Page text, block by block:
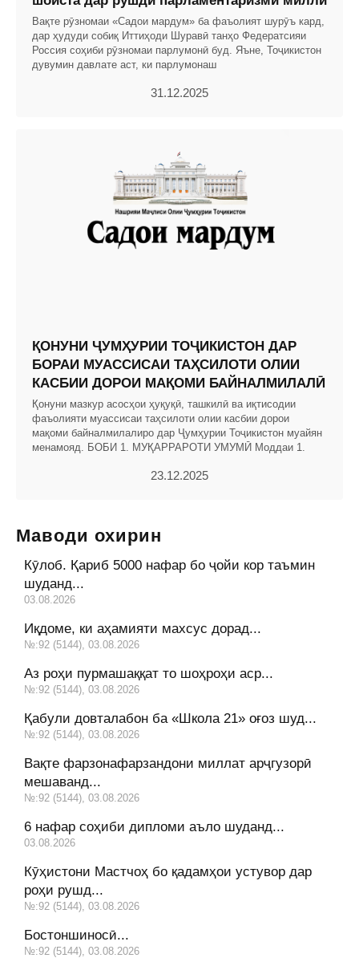
Вақте рӯзномаи «Садои мардум» ба фаъолият шурӯъ кард,
дар ҳудуди собиқ Иттиҳоди Шуравӣ танҳо Федератсияи
Россия соҳиби рӯзномаи парлумонӣ буд. Яъне, Тоҷикистон
дувумин давлате аст, ки парлумонаш
31.12.2025
ҚОНУНИ ҶУМҲУРИИ ТОҶИКИСТОН ДАР
БОРАИ МУАССИСАИ ТАҲСИЛОТИ ОЛИИ
КАСБИИ ДОРОИ МАҚОМИ БАЙНАЛМИЛАЛӢ
Қонуни мазкур асосҳои ҳуқуқӣ, ташкилӣ ва иқтисодии
фаъолияти муассисаи таҳсилоти олии касбии дорои
мақоми байналмилалиро дар Ҷумҳурии Тоҷикистон муайян
менамояд. БОБИ 1. МУҚАРРАРОТИ УМУМӢ Моддаи 1.
23.12.2025
Маводи охирин
Кӯлоб. Қариб 5000 нафар бо ҷойи кор таъмин
шуданд...
03.08.2026
Иқдоме, ки аҳамияти махсус дорад...
№:92 (5144), 03.08.2026
Аз роҳи пурмашаққат то шоҳроҳи аср...
№:92 (5144), 03.08.2026
Қабули довталабон ба «Школа 21» оғоз шуд...
№:92 (5144), 03.08.2026
Вақте фарзонафарзандони миллат арҷгузорӣ
мешаванд...
№:92 (5144), 03.08.2026
6 нафар соҳиби дипломи аъло шуданд...
03.08.2026
Кӯҳистони Мастчоҳ бо қадамҳои устувор дар
роҳи рушд...
№:92 (5144), 03.08.2026
Бостоншиносӣ...
№:92 (5144), 03.08.2026